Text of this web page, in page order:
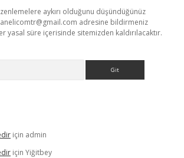
aykırı olduğunu düşündüğünüz
adresine bildirmeniz
yasal süre içerisinde sitemizden kaldırılacaktır.
için admin
için Yiğitbey